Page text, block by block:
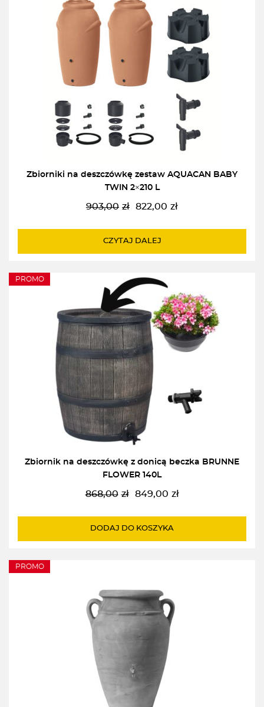
Zbiorniki na deszczówkę zestaw AQUACAN BABY
TWIN 2×210 L
903,00 zł
Pierwotna
wynosiła:
822,00 zł
Aktualna
wynosi:
CZYTAJ DALEJ
PROMO
Zbiornik na deszczówkę z donicą beczka BRUNNE
FLOWER 140L
868,00 zł
Pierwotna
wynosiła:
849,00 zł
Aktualna
wynosi:
DODAJ DO KOSZYKA
PROMO